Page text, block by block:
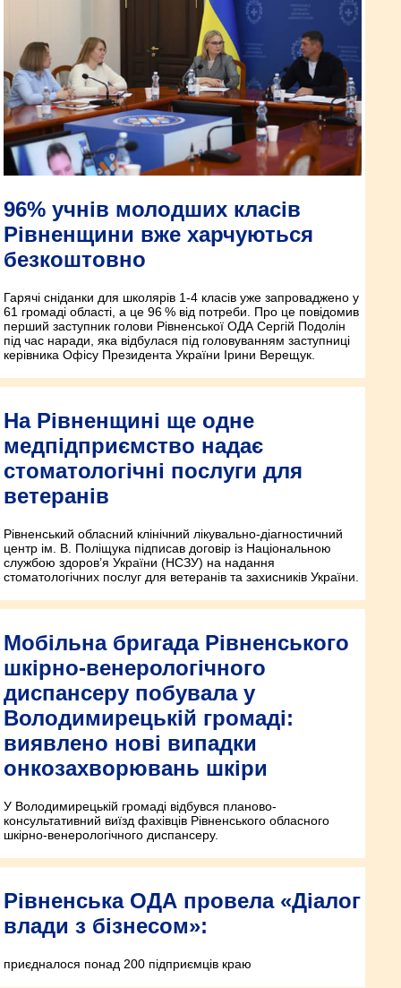
96% учнів молодших класів
Рівненщини вже харчуються
безкоштовно
Гарячі сніданки для школярів 1-4 класів уже запроваджено у
61 громаді області, а це 96 % від потреби. Про це повідомив
перший заступник голови Рівненської ОДА Сергій Подолін
під час наради, яка відбулася під головуванням заступниці
керівника Офісу Президента України Ірини Верещук.
На Рівненщині ще одне
медпідприємство надає
стоматологічні послуги для
ветеранів
Рівненський обласний клінічний лікувально-діагностичний
центр ім. В. Поліщука підписав договір із Національною
службою здоров’я України (НСЗУ) на надання
стоматологічних послуг для ветеранів та захисників України.
Мобільна бригада Рівненського
шкірно-венерологічного
диспансеру побувала у
Володимирецькій громаді:
виявлено нові випадки
онкозахворювань шкіри
У Володимирецькій громаді відбувся планово-
консультативний виїзд фахівців Рівненського обласного
шкірно-венерологічного диспансеру.
Рівненська ОДА провела «Діалог
влади з бізнесом»:
приєдналося понад 200 підприємців краю